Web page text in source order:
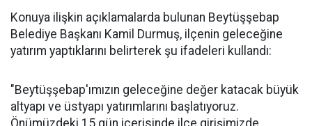
Konuya ilişkin açıklamalarda bulunan Beytüşşebap
Belediye Başkanı Kamil Durmuş, ilçenin geleceğine
yatırım yaptıklarını belirterek şu ifadeleri kullandı:
"Beytüşşebap'ımızın geleceğine değer katacak büyük
altyapı ve üstyapı yatırımlarını başlatıyoruz.
Önümüzdeki 15 gün içerisinde ilçe girişimizde